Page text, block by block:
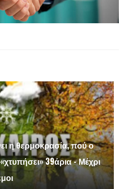
η θερμοκρασία, πού ο
39άρια - Μέχρι